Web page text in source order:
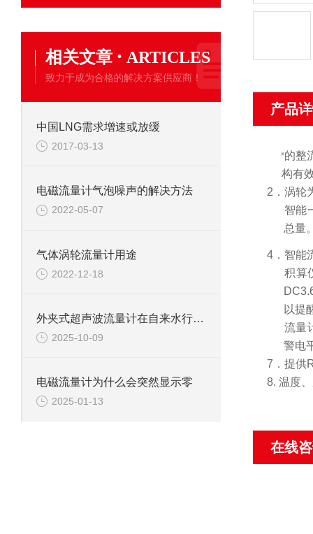
相关文章 · ARTICLES
致力于成为合格的解决方案供应商！
中国LNG需求增速或放缓
2017-03-13
电磁流量计气泡噪声的解决方法
2022-05-07
气体涡轮流量计用途
2022-12-18
外夹式超声波流量计在自来水行业的广泛应用
2025-10-09
电磁流量计为什么会突然显示零
2025-01-13
产品
*的整
构有
2．涡轮
3．智
总量
4．智能
5．积
以提
6．流
警电
7．提供
8. 温度
在线